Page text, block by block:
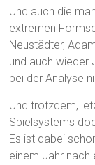
Und auch die
extremen
Neustädter,
und auch wieder
bei der Analyse
Und trotzdem,
Spielsystems
Es ist dabei
einem Jahr nach